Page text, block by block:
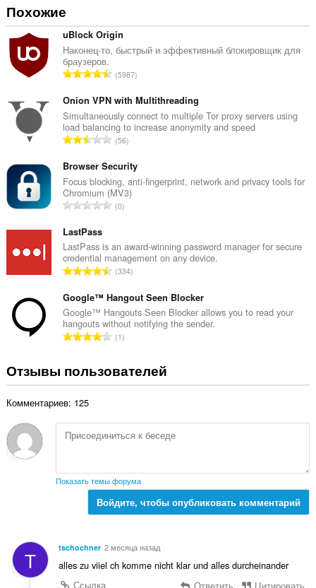
Похожие
uBlock Origin
Наконец-то, быстрый и эффективный блокировщик для
браузеров.
В
е
г
о
о
е
н
о
к
5987
Onion VPN with Multithreading
Simultaneously connect to multiple Tor proxy servers using
load balancing to increase anonymity and speed
В
е
г
о
о
н
о
к
:
56
Browser Security
Focus blocking, anti-fingerprint, network and privacy tools for
Chromium (MV3)
В
г
о
о
е
н
о
к
0
LastPass
LastPass is an award-winning password manager for secure
credential management on any device.
В
е
г
о
о
е
н
:
334
Google™ Hangout Seen Blocker
Google™ Hangouts Seen Blocker allows you to read your
hangouts without notifying the sender.
В
г
ц
е
к
:
1
Отзывы пользователей
Комментариев: 125
Показать темы форума
Войдите, чтобы опубликовать комментарий
T tschochner 2 месяца назад
alles zu viiel ch komme nicht klar und alles durcheinander
Ссылка